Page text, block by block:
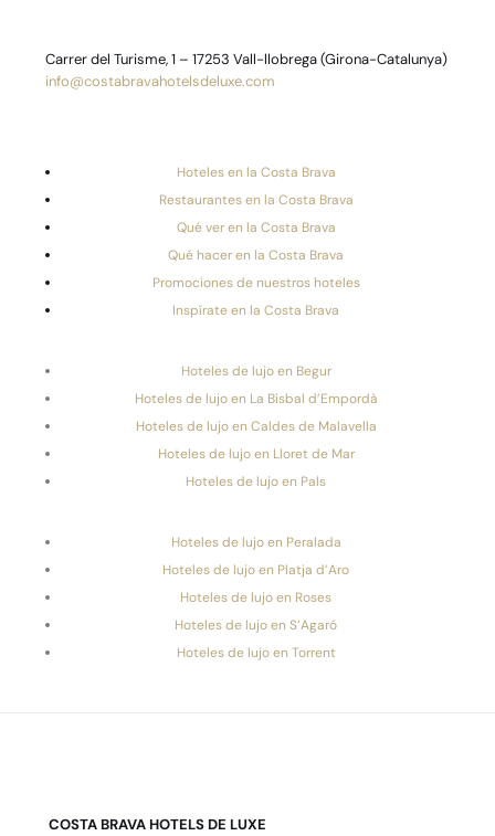
Carrer del Turisme, 1 – 17253 Vall-llobrega (Girona-Catalunya)
info@costabravahotelsdeluxe.com
Hoteles en la Costa Brava
Restaurantes en la Costa Brava
Qué ver en la Costa Brava
Qué hacer en la Costa Brava
Promociones de nuestros hoteles
Inspírate en la Costa Brava
Hoteles de lujo en Begur
Hoteles de lujo en La Bisbal d’Empordà
Hoteles de lujo en Caldes de Malavella
Hoteles de lujo en Lloret de Mar
Hoteles de lujo en Pals
Hoteles de lujo en Peralada
Hoteles de lujo en Platja d’Aro
Hoteles de lujo en Roses
Hoteles de lujo en S’Agaró
Hoteles de lujo en Torrent
COSTA BRAVA HOTELS DE LUXE